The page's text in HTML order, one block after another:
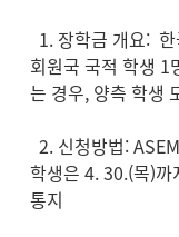
1. 장학금 개요:
회원국 국적 학생
는 경우, 양측 학생
2. 신청방법:
학생은 4. 30.(목)까
통지